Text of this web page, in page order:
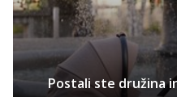
Postali ste družina